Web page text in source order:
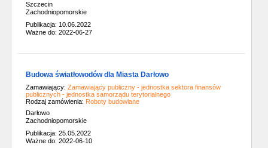
Szczecin
Zachodniopomorskie
Publikacja: 10.06.2022
Ważne do: 2022-06-27
Budowa światłowodów dla Miasta Darłowo
Zamawiający: Zamawiający publiczny - jednostka sektora finansów
publicznych - jednostka samorządu terytorialnego
Rodzaj zamówienia: Roboty budowlane
Darłowo
Zachodniopomorskie
Publikacja: 25.05.2022
Ważne do: 2022-06-10